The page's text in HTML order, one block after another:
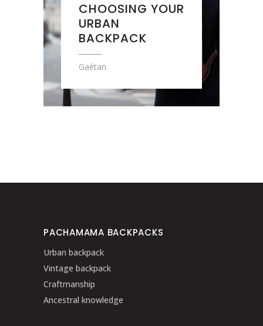
CHOOSING YOUR
URBAN
BACKPACK
Gaétan
PACHAMAMA BACKPACKS
Urban backpack
Vintage backpack
Craftmanship
Ancestral knowledge